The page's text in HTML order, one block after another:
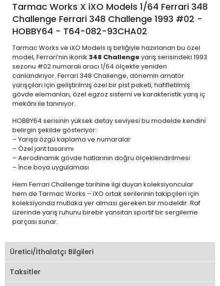
Tarmac Works X iXO Models 1/64 Ferrari 348
Challenge Ferrari 348 Challenge 1993 #02 -
HOBBY64 - T64-082-93CHA02
Tarmac Works ve iXO Models iş birliğiyle hazırlanan bu özel
model, Ferrari’nin ikonik 348 Challengeyarış serisindeki 1993
sezonu #02 numaralı aracı 1/64 ölçekte yeniden
canlandırıyor. Ferrari 348 Challenge, dönemin amatör
yarışçıları için geliştirilmiş özel bir pist paketi, hafifletilmiş
gövde elemanları, özel egzoz sistemi ve karakteristik yarış iç
mekânı ile tanınıyor.
HOBBY64 serisinin yüksek detay seviyesi bu modelde kendini
belirgin şekilde gösteriyor:
– Yarışa özgü kaplama ve numaralar
– Özel jant tasarımı
– Aerodinamik gövde hatlarının doğru ölçeklendirilmesi
– İnce boya uygulaması
Hem Ferrari Challenge tarihine ilgi duyan koleksiyoncular
hem de Tarmac Works – iXO ortak serilerinin takipçileri için
koleksiyonda mutlaka yer alması gereken bir modeldir. Raf
üzerinde yarış ruhunu birebir yansıtan sportif bir sergileme
parçası sunar.
Üretici/İthalatçı Bilgileri
Taksitler